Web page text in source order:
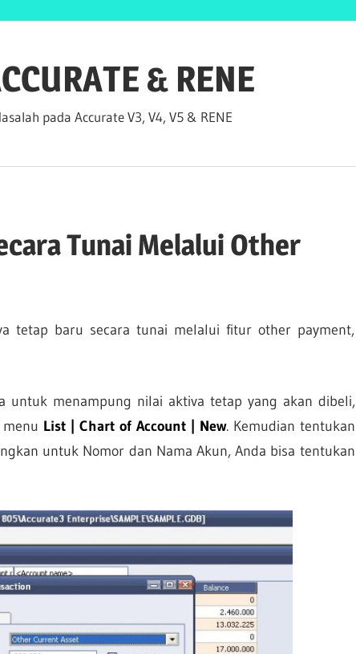
& RENE
pada Accurate V3, V4, V5 & RENE
Tunai Melalui Other
tetap baru secara tunai melalui fitur other payment,
untuk menampung nilai aktiva tetap yang akan dibeli,
List | Chart of Account | New. Kemudian tentukan
untuk Nomor dan Nama Akun, Anda bisa tentukan